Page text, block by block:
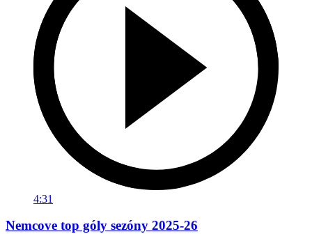
4:31
Nemcove top góly sezóny 2025-26